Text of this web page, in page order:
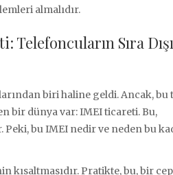
almalıdır.
Sıra Dışı
biri haline geldi. Ancak,
bir dünya var: IMEI ticareti. Bu,
Peki, bu IMEI nedir ve neden bu
kısaltmasıdır. Pratikte, bu, bir cep